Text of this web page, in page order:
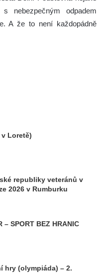
nebezpečným odpadem
A že to není každopádně
Loretě)
republiky veteránů v
2026 v Rumburku
– SPORT BEZ HRANIC
hry (olympiáda) – 2.